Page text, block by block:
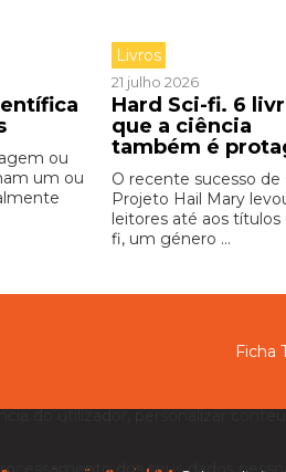
ou
um ou
Livros
21 julho 2026
Hard Sci-fi. 6
que a ciência
também é
O recente sucesso de
Projeto Hail Mary
leitores até aos títulos
fi, um género ...
Ficha
do utilizador, personalizar